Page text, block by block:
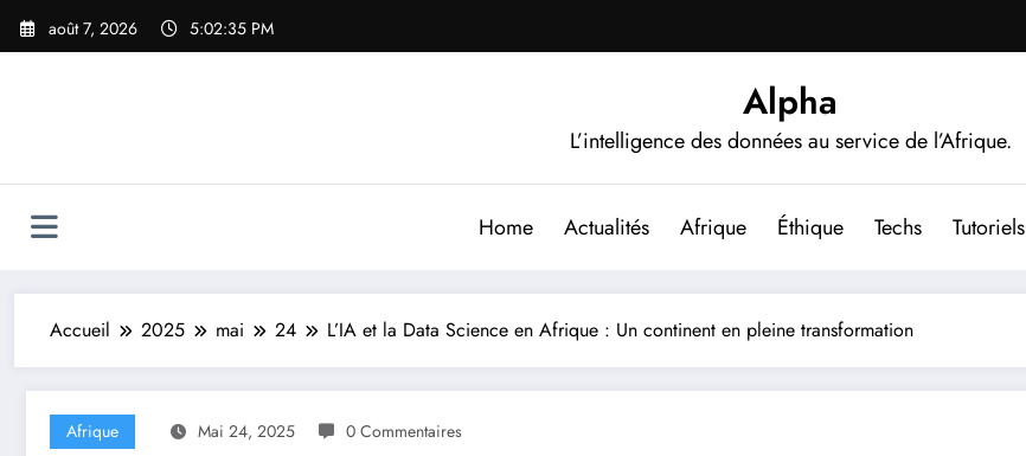
Aller
août 7, 2026 5:02:37 PM
Alpha
L’intelligence des données au service de l’Afrique.
Home Actualités Afrique Éthique Techs Tutoriels
Accueil 2025 mai 24 L’IA et la Data Science en Afrique : Un continent en pleine transformation
Afrique Mai 24, 2025 0 Commentaires